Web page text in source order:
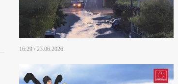
16:29 / 23.06.2026